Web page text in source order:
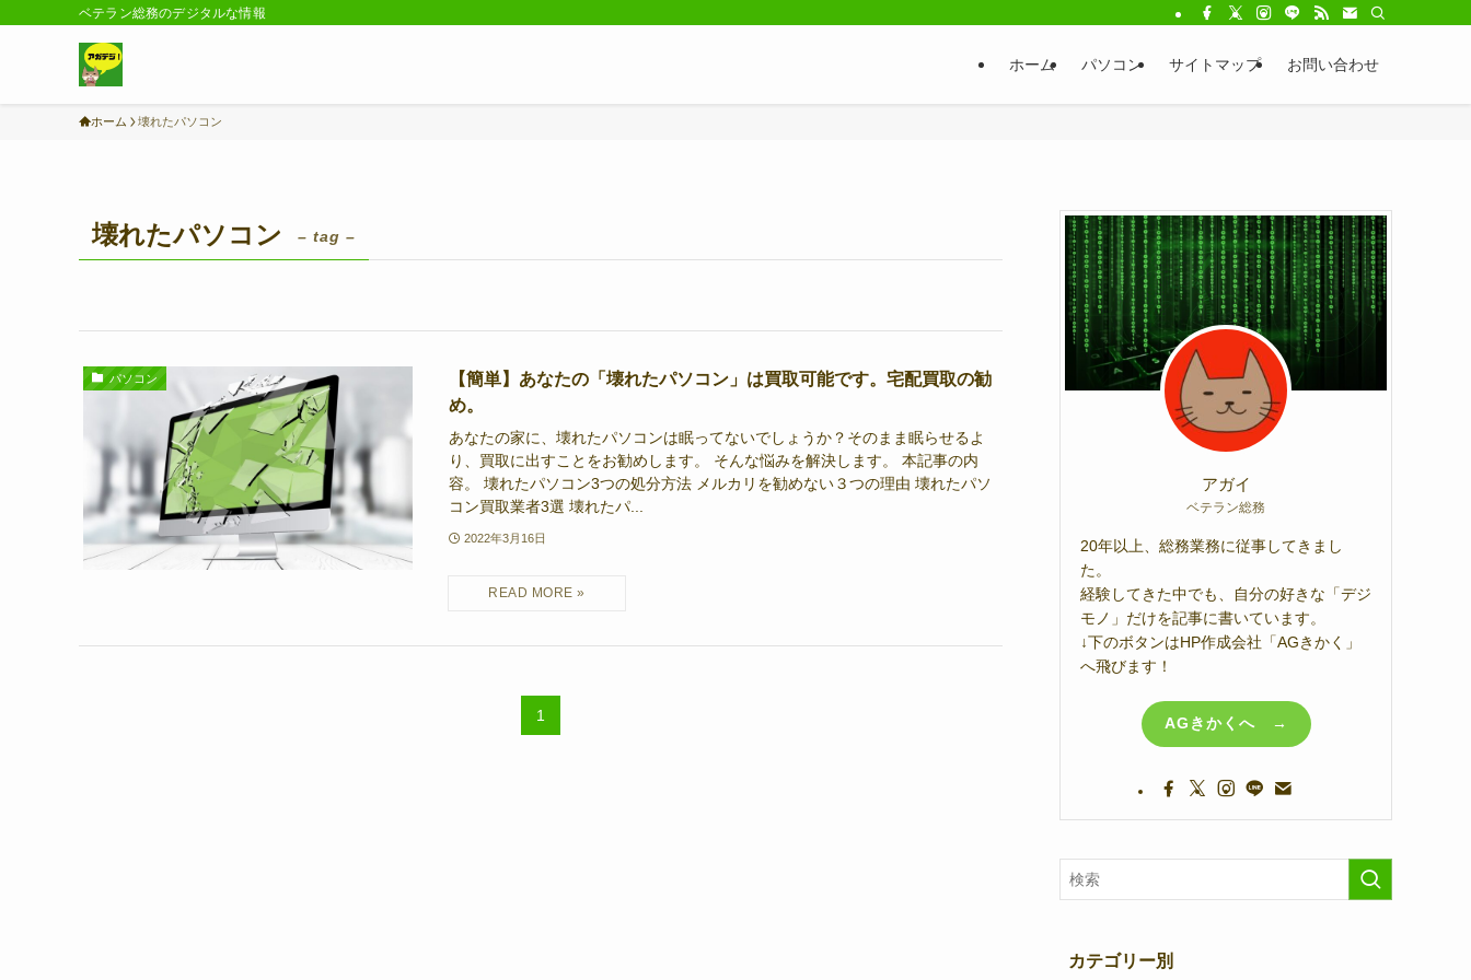
ベテラン総務のデジタルな情報
ホーム パソコン サイトマップ お問い合わせ
ホーム 壊れたパソコン
壊れたパソコン – tag –
パソコン
【簡単】あなたの「壊れたパソコン」は買取可能です。宅配買取の勧
め。
あなたの家に、壊れたパソコンは眠ってないでしょうか？そのまま眠らせるよ
り、買取に出すことをお勧めします。 そんな悩みを解決します。 本記事の内
容。 壊れたパソコン3つの処分方法 メルカリを勧めない３つの理由 壊れたパソ
コン買取業者3選 壊れたパ...
2022年3月16日
1
アガイ
ベテラン総務
20年以上、総務業務に従事してきまし
た。
経験してきた中でも、自分の好きな「デジ
モノ」だけを記事に書いています。
↓下のボタンはHP作成会社「AGきかく」
へ飛びます！
AGきかくへ →
カテゴリー別